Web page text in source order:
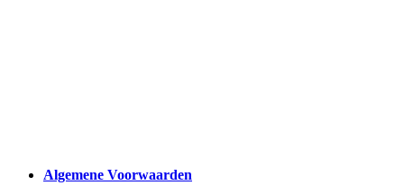
Algemene Voorwaarden